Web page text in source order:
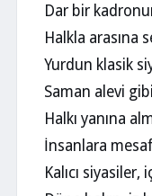
Dar bir
Halkla arasına
Yurdun klasik
Saman alevi
Halkı yanına
İnsanlara
Kalıcı